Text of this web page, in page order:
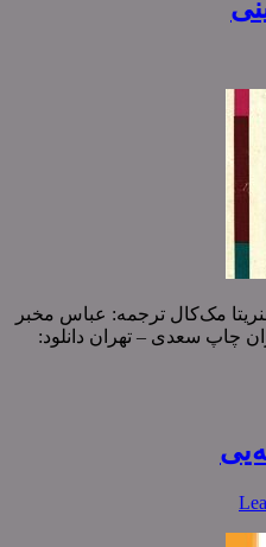
مک‌کال ترجمە: عباس مخبر
– تهران چاپ سعدی – تهران دانلود: